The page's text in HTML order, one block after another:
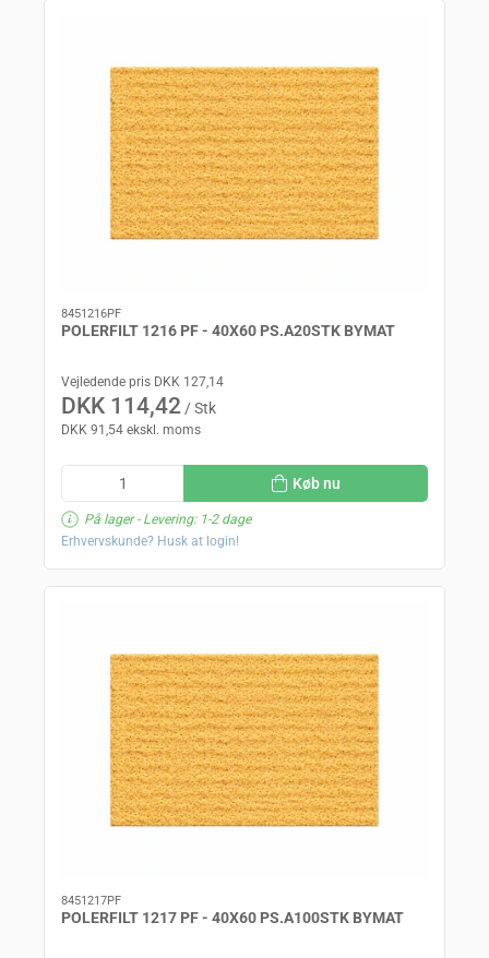
8451216PF
POLERFILT 1216 PF - 40X60 PS.A20STK BYMAT
Vejledende pris DKK 127,14
DKK 114,42 / Stk
DKK 91,54 ekskl. moms
Køb nu
På lager- Levering: 1-2 dage
Erhvervskunde? Husk at login!
8451217PF
POLERFILT 1217 PF - 40X60 PS.A100STK BYMAT